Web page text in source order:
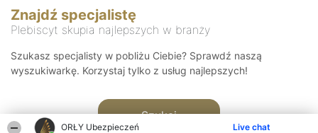
ORŁY Ubezpieczeń Live chat
Znajdź specjalistę
Plebiscyt skupia najlepszych w branży
Szukasz specjalisty w pobliżu Ciebie? Sprawdź naszą
wyszukiwarkę. Korzystaj tylko z usług najlepszych!
Szukaj